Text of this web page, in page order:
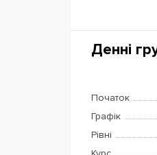
Денні
Початок
Графік
Рівні